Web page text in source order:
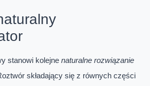
stanowi kolejne naturalne rozwiązanie
składający się z równych części